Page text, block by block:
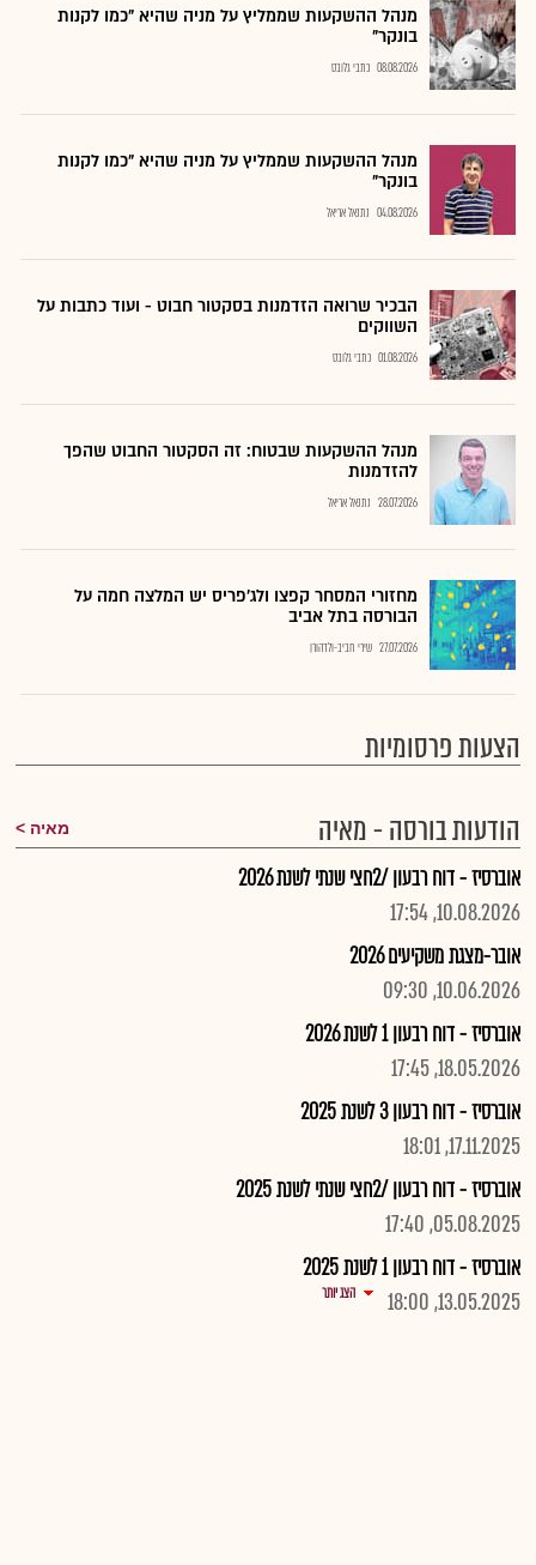
מנהל ההשקעות שממליץ על מניה שהיא "כמו לקנות
בונקר"
08.08.2026 כתבי גלובס
מנהל ההשקעות שממליץ על מניה שהיא "כמו לקנות
בונקר"
04.08.2026 נתנאל אריאל
הבכיר שרואה הזדמנות בסקטור חבוט - ועוד כתבות על
השווקים
01.08.2026 כתבי גלובס
מנהל ההשקעות שבטוח: זה הסקטור החבוט שהפך
להזדמנות
28.07.2026 נתנאל אריאל
מחזורי המסחר קפצו ולג'פריס יש המלצה חמה על
הבורסה בתל אביב
27.07.2026 שירי חביב-ולדהורן
הצעות פרסומיות
הודעות בורסה - מאיה
מאיה
אוברסיז - דוח רבעון /2חצי שנתי לשנת 2026
10.08.2026, 17:54
אובר-מצגת משקיעים 2026
10.06.2026, 09:30
אוברסיז - דוח רבעון 1 לשנת 2026
18.05.2026, 17:45
אוברסיז - דוח רבעון 3 לשנת 2025
17.11.2025, 18:01
אוברסיז - דוח רבעון /2חצי שנתי לשנת 2025
05.08.2025, 17:40
אוברסיז - דוח רבעון 1 לשנת 2025
13.05.2025, 18:00
הצג יותר